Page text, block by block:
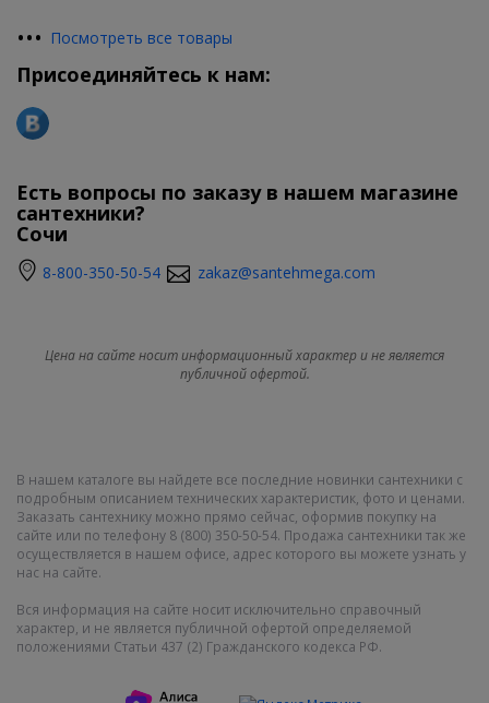
••• Посмотреть все товары
Присоединяйтесь к нам:
Есть вопросы по заказу в нашем магазине
сантехники?
Сочи
8-800-350-50-54 zakaz@santehmega.com
Цена на сайте носит информационный характер и не является
публичной офертой.
В нашем каталоге вы найдете все последние новинки сантехники с
подробным описанием технических характеристик, фото и ценами.
Заказать сантехнику можно прямо сейчас, оформив покупку на
сайте или по телефону 8 (800) 350-50-54. Продажа сантехники так же
осуществляется в нашем офисе, адрес которого вы можете узнать у
нас на сайте.
Вся информация на сайте носит исключительно справочный
характер, и не является публичной офертой определяемой
положениями Статьи 437 (2) Гражданского кодекса РФ.